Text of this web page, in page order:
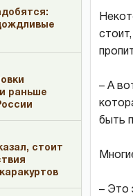
раньше
стоит
– А
быть
– Это